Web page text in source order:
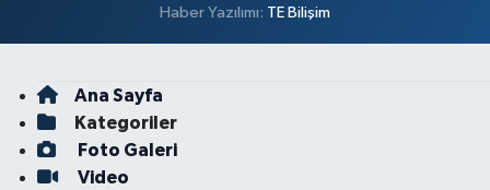
Haber Yazılımı: TE Bilişim
Ana Sayfa
Kategoriler
Foto Galeri
Video